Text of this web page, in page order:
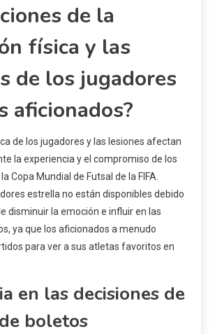
de la
física y las
de los jugadores
aficionados?
de los jugadores y las lesiones afectan
la experiencia y el compromiso de los
Copa Mundial de Futsal de la FIFA.
estrella no están disponibles debido
disminuir la emoción e influir en las
ya que los aficionados a menudo
para ver a sus atletas favoritos en
en las decisiones de
boletos